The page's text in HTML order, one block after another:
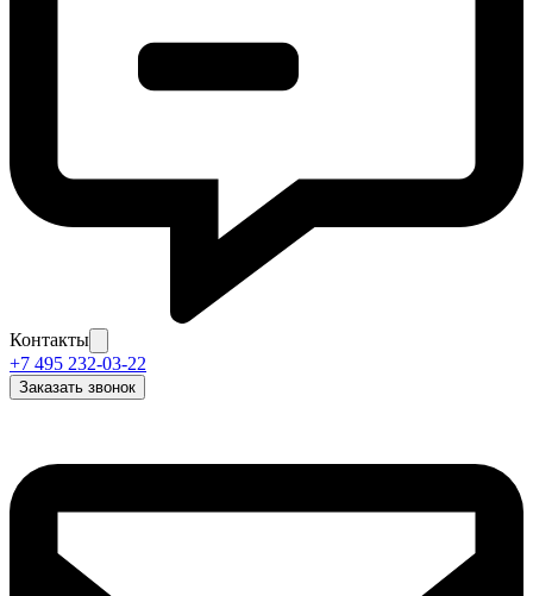
Контакты
+7 495 232-03-22
Заказать звонок